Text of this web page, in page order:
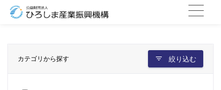
カテゴリから探す 絞り込む